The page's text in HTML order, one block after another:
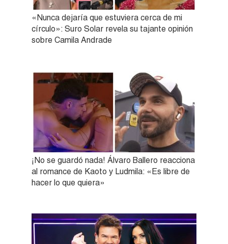
«Nunca dejaría que estuviera cerca de mi
círculo»: Suro Solar revela su tajante opinión
sobre Camila Andrade
¡No se guardó nada! Álvaro Ballero reacciona
al romance de Kaoto y Ludmila: «Es libre de
hacer lo que quiera»